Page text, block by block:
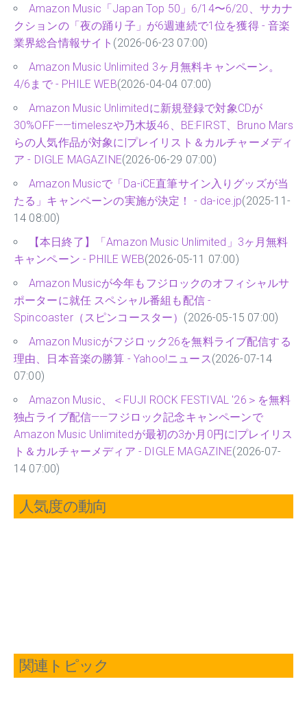
Amazon Music「Japan Top 50」6/14〜6/20、サカナ
クションの「夜の踊り子」が6週連続で1位を獲得 - 音楽
業界総合情報サイト (2026-06-23 07:00)
Amazon Music Unlimited 3ヶ月無料キャンペーン。
4/6まで - PHILE WEB(2026-04-04 07:00)
Amazon Music Unlimitedに新規登録で対象CDが
30%OFF——timeleszや乃木坂46、BE:FIRST、Bruno Mars
らの人気作品が対象に|プレイリスト＆カルチャーメディ
ア - DIGLE MAGAZINE(2026-06-29 07:00)
Amazon Musicで「Da-iCE直筆サイン入りグッズが当
たる」キャンペーンの実施が決定！ - da-ice.jp(2025-11-
14 08:00)
【本日終了】「Amazon Music Unlimited」3ヶ月無料
キャンペーン - PHILE WEB(2026-05-11 07:00)
Amazon Musicが今年もフジロックのオフィシャルサ
ポーターに就任 スペシャル番組も配信 -
Spincoaster（スピンコースター） (2026-05-15 07:00)
Amazon Musicがフジロック26を無料ライブ配信する
理由、日本音楽の勝算 - Yahoo!ニュース(2026-07-14
07:00)
Amazon Music、＜FUJI ROCK FESTIVAL '26＞を無料
独占ライブ配信——フジロック記念キャンペーンで
Amazon Music Unlimitedが最初の3か月0円に|プレイリス
ト＆カルチャーメディア - DIGLE MAGAZINE(2026-07-
14 07:00)
人気度の動向
関連トピック